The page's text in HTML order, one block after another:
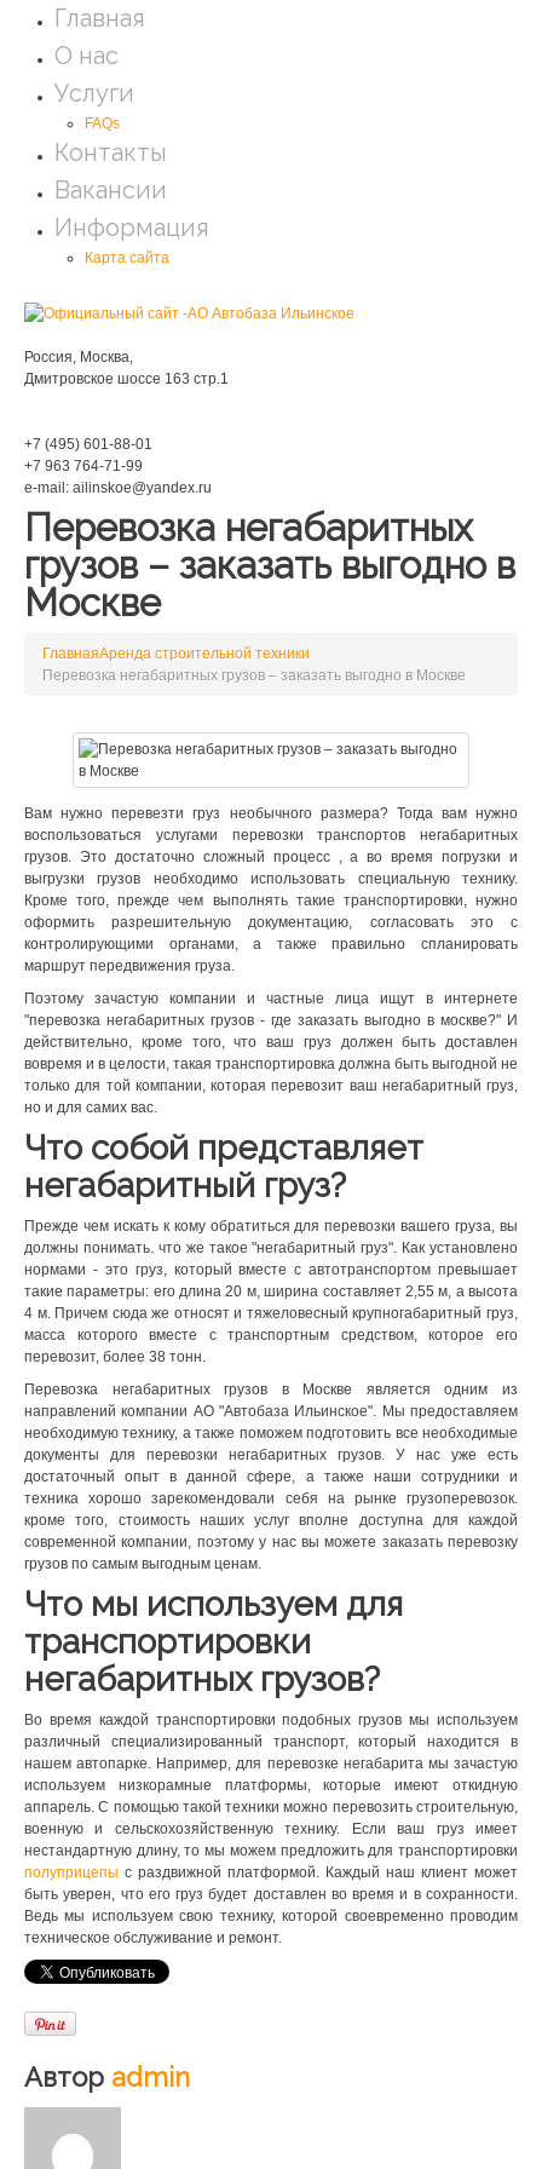
Главная
О нас
Услуги
FAQs
Контакты
Вакансии
Информация
Карта сайта
Россия, Москва,
Дмитровское шоссе 163 стр.1
+7 (495) 601-88-01
+7 963 764-71-99
e-mail: ailinskoe@yandex.ru
Перевозка негабаритных
грузов – заказать выгодно в
Москве
ГлавнаяАренда строительной техники
Перевозка негабаритных грузов – заказать выгодно в Москве
Вам нужно перевезти груз необычного размера? Тогда вам нужно
воспользоваться услугами перевозки транспортов негабаритных
грузов. Это достаточно сложный процесс , а во время погрузки и
выгрузки грузов необходимо использовать специальную технику.
Кроме того, прежде чем выполнять такие транспортировки, нужно
оформить разрешительную документацию, согласовать это с
контролирующими органами, а также правильно спланировать
маршрут передвижения груза.
Поэтому зачастую компании и частные лица ищут в интернете
"перевозка негабаритных грузов - где заказать выгодно в москве?" И
действительно, кроме того, что ваш груз должен быть доставлен
вовремя и в целости, такая транспортировка должна быть выгодной не
только для той компании, которая перевозит ваш негабаритный груз,
но и для самих вас.
Что собой представляет
негабаритный груз?
Прежде чем искать к кому обратиться для перевозки вашего груза, вы
должны понимать. что же такое "негабаритный груз". Как установлено
нормами - это груз, который вместе с автотранспортом превышает
такие параметры: его длина 20 м, ширина составляет 2,55 м, а высота
4 м. Причем сюда же относят и тяжеловесный крупногабаритный груз,
масса которого вместе с транспортным средством, которое его
перевозит, более 38 тонн.
Перевозка негабаритных грузов в Москве является одним из
направлений компании АО "Автобаза Ильинское". Мы предоставляем
необходимую технику, а также поможем подготовить все необходимые
документы для перевозки негабаритных грузов. У нас уже есть
достаточный опыт в данной сфере, а также наши сотрудники и
техника хорошо зарекомендовали себя на рынке грузоперевозок.
кроме того, стоимость наших услуг вполне доступна для каждой
современной компании, поэтому у нас вы можете заказать перевозку
грузов по самым выгодным ценам.
Что мы используем для
транспортировки
негабаритных грузов?
Во время каждой транспортировки подобных грузов мы используем
различный специализированный транспорт, который находится в
нашем автопарке. Например, для перевозке негабарита мы зачастую
используем низкорамные платформы, которые имеют откидную
аппарель. С помощью такой техники можно перевозить строительную,
военную и сельскохозяйственную технику. Если ваш груз имеет
нестандартную длину, то мы можем предложить для транспортировки
полуприцепы с раздвижной платформой. Каждый наш клиент может
быть уверен, что его груз будет доставлен во время и в сохранности.
Ведь мы используем свою технику, которой своевременно проводим
техническое обслуживание и ремонт.
Автор admin